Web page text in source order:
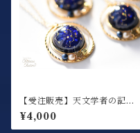
【受注販売】天文学者の記憶
ペンダント
¥4,000